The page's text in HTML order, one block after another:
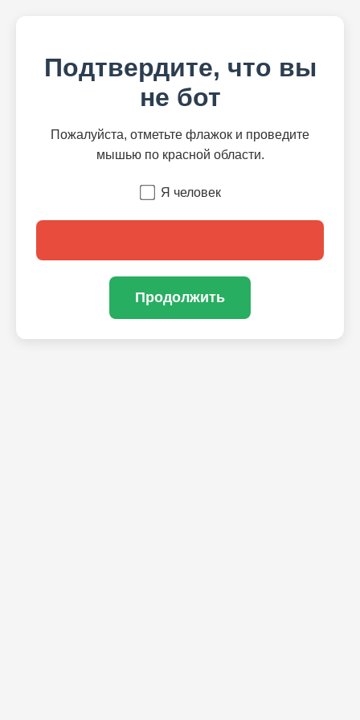
Подтвердите, что вы
не бот
Пожалуйста, отметьте флажок и проведите
мышью по красной области.
Я человек
Продолжить